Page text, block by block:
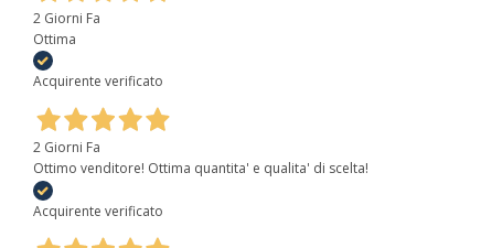
2 Giorni Fa
Ottima
Acquirente verificato
2 Giorni Fa
Ottimo venditore! Ottima quantita' e qualita' di scelta!
Acquirente verificato